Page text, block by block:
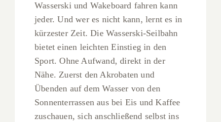
Wasserski und Wakeboard fahren kann
jeder. Und wer es nicht kann, lernt es in
kürzester Zeit. Die Wasserski-Seilbahn
bietet einen leichten Einstieg in den
Sport. Ohne Aufwand, direkt in der
Nähe. Zuerst den Akrobaten und
Übenden auf dem Wasser von den
Sonnenterrassen aus bei Eis und Kaffee
zuschauen, sich anschließend selbst ins